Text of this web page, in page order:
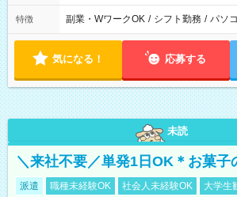
特徴 副業・WワークOK / シフト勤務 / パソ
気になる！ 応募する
未読
＼来社不要／単発1日OK＊お菓子
派遣 職種未経験OK 社会人未経験OK 大学生